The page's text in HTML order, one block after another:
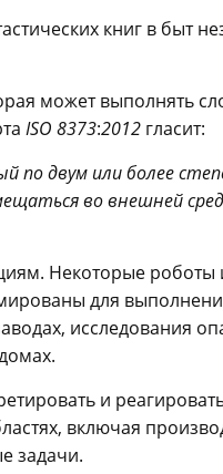
книг в быт
может выполнять
ISO 8373:2012 гласит:
по двум или более
во внешней
Некоторые
для
исследования
и
включая
задачи.